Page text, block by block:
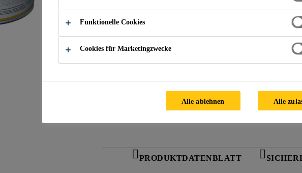
Alterungsbeständig
PRODUKTDATENBLATT
Funktionelle Cookies
Cookies für Marketingzwecke
Alle ablehnen Alle